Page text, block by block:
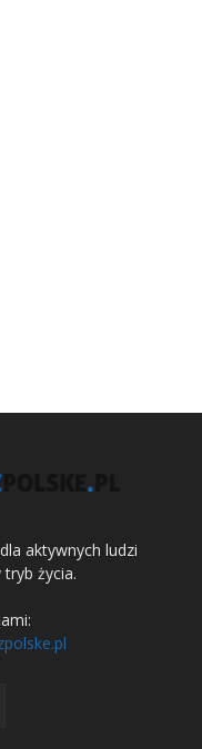
aktywnych ludzi
życia.